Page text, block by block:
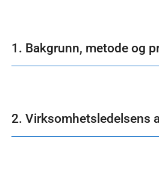
1. Bakgrunn, metode og
2. Virksomhetsledelsens